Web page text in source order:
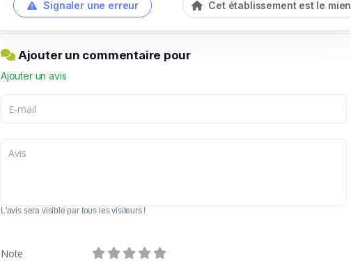
Signaler une erreur Cet établissement est le mien
Ajouter un commentaire pour
Ajouter un avis
L'avis sera visible par tous les visiteurs !
Note